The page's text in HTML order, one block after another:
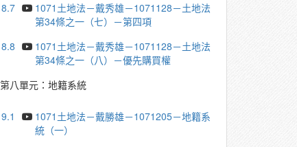
8.7
1071土地法－戴秀雄－1071128－土地法
第34條之一（七）－第四項
8.8
1071土地法－戴秀雄－1071128－土地法
第34條之一（八）－優先購買權
第八單元：地籍系統
9.1
1071土地法－戴勝雄－1071205－地籍系
統（一）